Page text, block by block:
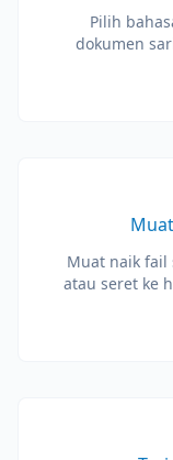
Pilih
dokumen
Muat naik fail
atau seret ke